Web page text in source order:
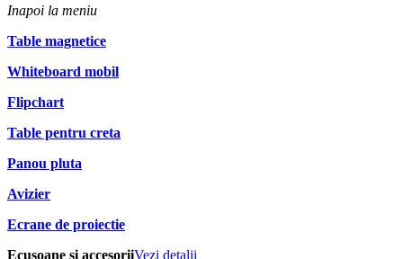
Inapoi la meniu
Table magnetice
Whiteboard mobil
Flipchart
Table pentru creta
Panou pluta
Avizier
Ecrane de proiectie
Ecusoane si accesoriiVezi detalii